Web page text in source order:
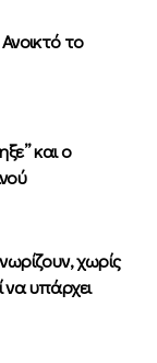
το
και ο
χωρίς
υπάρχει